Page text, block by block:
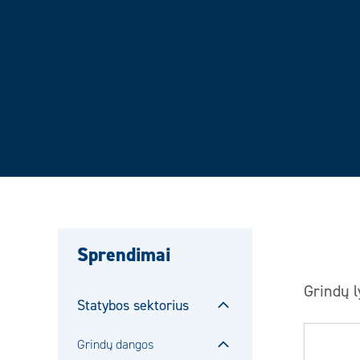
Sprendimai
Statybos sektorius
alavalikko
Grindų dangos
Grindų